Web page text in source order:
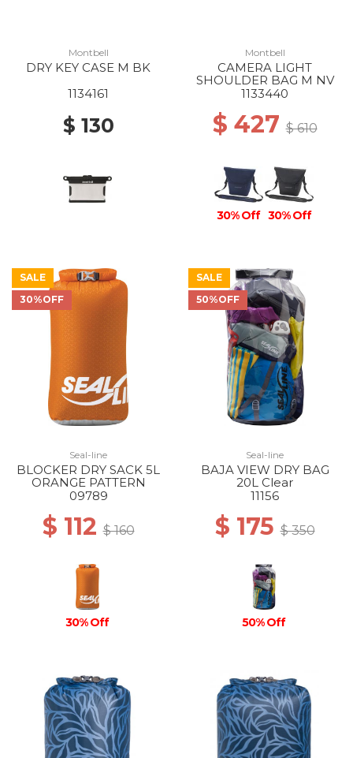
Montbell
DRY KEY CASE M BK
1134161
$ 130
Montbell
CAMERA LIGHT
SHOULDER BAG M NV
1133440
$ 427$ 610
30% Off 30% Off
SALE
30%OFF
Seal-line
BLOCKER DRY SACK 5L
ORANGE PATTERN
09789
$ 112$ 160
30% Off
SALE
50%OFF
Seal-line
BAJA VIEW DRY BAG
20L Clear
11156
$ 175$ 350
50% Off